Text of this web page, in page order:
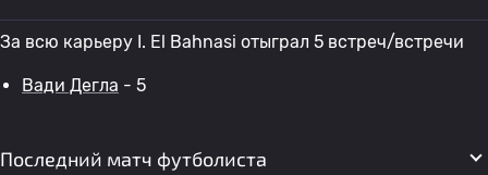
За всю карьеру I. El Bahnasi отыграл 5 встреч/встречи
Вади Дегла - 5
Последний матч футболиста